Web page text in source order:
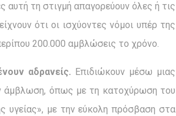
τη στιγμή απαγορεύουν όλες ή τις
ότι οι ισχύοντες νόμοι υπέρ της
200.000 αμβλώσεις το χρόνο.
αδρανείς. Επιδιώκουν μέσω μιας
άμβλωση, όπως με τη κατοχύρωση του
υγείας», με την εύκολη πρόσβαση στα